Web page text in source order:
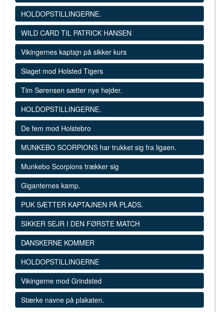
HOLDOPSTILLINGERNE.
WILD CARD TIL PATRICK HANSEN
Vikingernes kaptajn på sikker kurs
Slaget mod Holsted Tigers
Tim Sørensen sætter nye højder.
HOLDOPSTILLINGERNE.
De fem mod Holstebro
MUNKEBO SCORPIONS har trukket sig fra ligaen.
Munkebo Scorpions trækker sig
Giganternes kamp.
PUK SÆTTER KAPTAJNEN PÅ PLADS.
SIKKER SEJR I DEN FØRSTE MATCH
DANSKERNE KOMMER
HOLDOPSTILLINGERNE
Vikingerne mod Grindsted
Stærke navne på plakaten.